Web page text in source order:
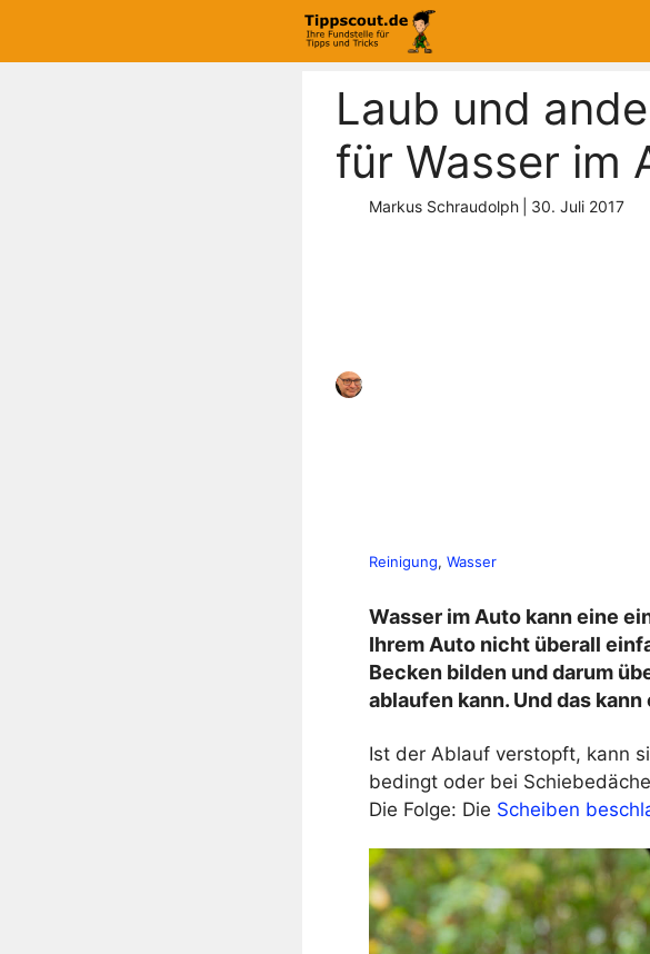
springen
Laub und
für Wasser im
Markus Schraudolph 30. Juli 2017
Reinigung, Wasser
Wasser im Auto kann eine
Ihrem Auto nicht überall
Becken bilden und darum
ablaufen kann. Und das
Ist der Ablauf verstopft, kann
bedingt oder bei
Die Folge: Die Scheiben